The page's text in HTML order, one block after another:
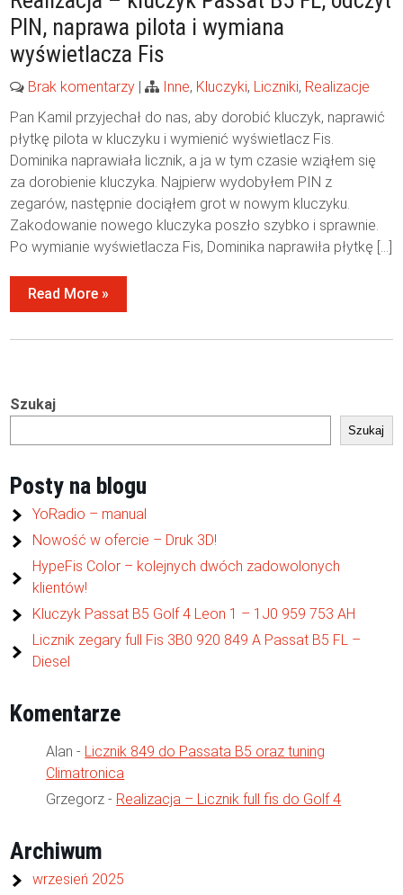
PIN, naprawa pilota i wymiana
wyświetlacza Fis
Brak komentarzy | Inne, Kluczyki, Liczniki, Realizacje
Pan Kamil przyjechał do nas, aby dorobić kluczyk, naprawić
płytkę pilota w kluczyku i wymienić wyświetlacz Fis.
Dominika naprawiała licznik, a ja w tym czasie wziąłem się
za dorobienie kluczyka. Najpierw wydobyłem PIN z
zegarów, następnie dociąłem grot w nowym kluczyku.
Zakodowanie nowego kluczyka poszło szybko i sprawnie.
Po wymianie wyświetlacza Fis, Dominika naprawiła płytkę […]
Read More »
Szukaj
Szukaj
Posty na blogu
YoRadio – manual
Nowość w ofercie – Druk 3D!
HypeFis Color – kolejnych dwóch zadowolonych
klientów!
Kluczyk Passat B5 Golf 4 Leon 1 – 1J0 959 753 AH
Licznik zegary full Fis 3B0 920 849 A Passat B5 FL –
Diesel
Komentarze
Alan - Licznik 849 do Passata B5 oraz tuning
Climatronica
Grzegorz - Realizacja – Licznik full fis do Golf 4
Archiwum
wrzesień 2025